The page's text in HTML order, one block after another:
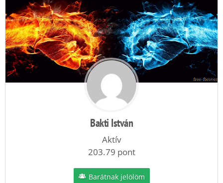
Bakti István
Aktív
203.79 pont
Barátnak jelölöm